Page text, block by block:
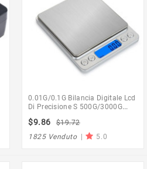
0.01G/0.1G Bilancia Digitale Lcd
Di Precisione S 500G/3000G
Bilance Da Tè
$9.86
$19.72
1825 Venduto | 5.0